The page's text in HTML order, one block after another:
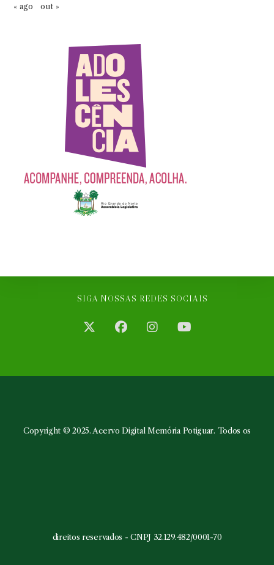
« ago out »
SIGA NOSSAS REDES SOCIAIS
uma
uma
uma
uma
Copyright © 2025. Acervo Digital Memória Potiguar. Todos os
direitos reservados - CNPJ 32.129.482/0001-70